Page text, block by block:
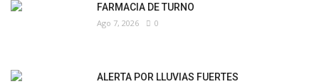
FARMACIA DE TURNO
Ago 7, 2026 0
ALERTA POR LLUVIAS FUERTES